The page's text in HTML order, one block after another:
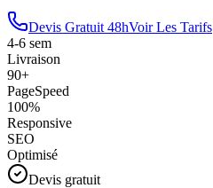
Devis Gratuit 48hVoir Les Tarifs
4-6 sem
Livraison
90+
PageSpeed
100%
Responsive
SEO
Optimisé
Devis gratuit